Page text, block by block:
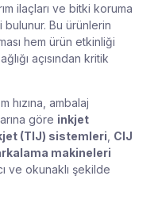
ilaçları ve bitki koruma
Bu ürünlerin
hem ürün etkinliği
açısından kritik
hızına, ambalaj
göre inkjet
(TIJ) sistemleri CIJ
makineleri
ve okunaklı şekilde